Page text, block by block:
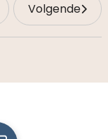
Volgende